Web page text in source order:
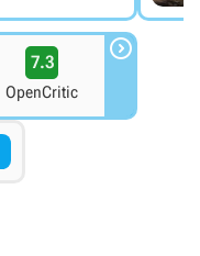
7.3
OpenCritic
